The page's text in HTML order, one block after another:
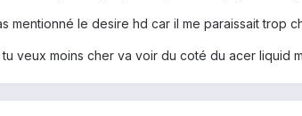
mentionné le desire hd car il me paraissait trop
veux moins cher va voir du coté du acer liquid